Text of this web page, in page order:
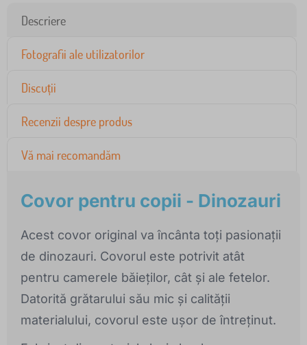
Descriere
Fotografii ale utilizatorilor
Discuții
Recenzii despre produs
Vă mai recomandăm
Covor pentru copii - Dinozauri
Acest covor original va încânta toți pasionații
de dinozauri. Covorul este potrivit atât
pentru camerele băieților, cât și ale fetelor.
Datorită grătarului său mic și calității
materialului, covorul este ușor de întreținut.